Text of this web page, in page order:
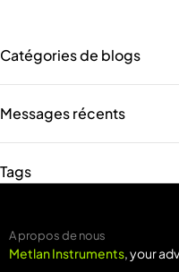
Catégories de blogs
Messages récents
Tags
A propos de nous
Metlan Instruments, your